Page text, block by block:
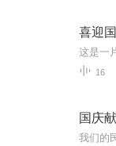
喜迎
16
国庆